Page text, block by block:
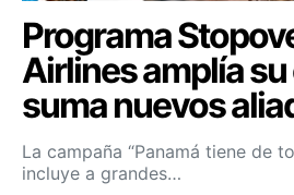
Programa
Airlines amplía
suma nuevos
La campaña “Panamá tiene de
incluye a grandes…